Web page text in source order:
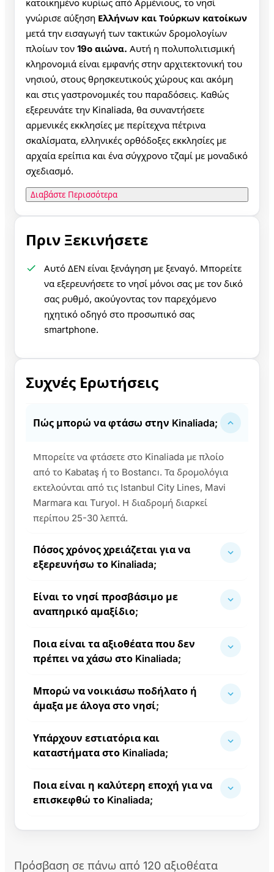
κατοικημένο κυρίως από Αρμένιους, το νησί
γνώρισε αύξηση Ελλήνων και Τούρκων κατοίκων
μετά την εισαγωγή των τακτικών δρομολογίων
πλοίων τον 19ο αιώνα. Αυτή η πολυπολιτισμική
κληρονομιά είναι εμφανής στην αρχιτεκτονική του
νησιού, στους θρησκευτικούς χώρους και ακόμη
και στις γαστρονομικές του παραδόσεις. Καθώς
εξερευνάτε την Kinaliada, θα συναντήσετε
αρμενικές εκκλησίες με περίτεχνα πέτρινα
σκαλίσματα, ελληνικές ορθόδοξες εκκλησίες με
αρχαία ερείπια και ένα σύγχρονο τζαμί με μοναδικό
σχεδιασμό.
Διαβάστε Περισσότερα
Πριν Ξεκινήσετε
Αυτό ΔΕΝ είναι ξενάγηση με ξεναγό. Μπορείτε
να εξερευνήσετε το νησί μόνοι σας με τον δικό
σας ρυθμό, ακούγοντας τον παρεχόμενο
ηχητικό οδηγό στο προσωπικό σας
smartphone.
Συχνές Ερωτήσεις
Πώς μπορώ να φτάσω στην Kinaliada;
Μπορείτε να φτάσετε στο Kinaliada με πλοίο
από το Kabataş ή το Bostancı. Τα δρομολόγια
εκτελούνται από τις Istanbul City Lines, Mavi
Marmara και Turyol. Η διαδρομή διαρκεί
περίπου 25-30 λεπτά.
Πόσος χρόνος χρειάζεται για να
εξερευνήσω το Kinaliada;
Είναι το νησί προσβάσιμο με
αναπηρικό αμαξίδιο;
Ποια είναι τα αξιοθέατα που δεν
πρέπει να χάσω στο Kinaliada;
Μπορώ να νοικιάσω ποδήλατο ή
άμαξα με άλογα στο νησί;
Υπάρχουν εστιατόρια και
καταστήματα στο Kinaliada;
Ποια είναι η καλύτερη εποχή για να
επισκεφθώ το Kinaliada;
Πρόσβαση σε πάνω από 120 αξιοθέατα